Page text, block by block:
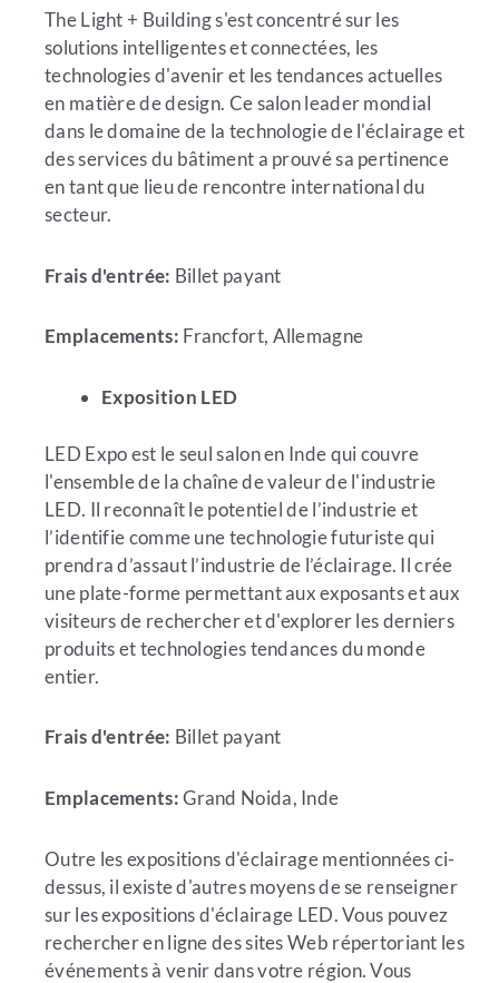
The Light + Building s'est concentré sur les
solutions intelligentes et connectées, les
technologies d'avenir et les tendances actuelles
en matière de design. Ce salon leader mondial
dans le domaine de la technologie de l'éclairage et
des services du bâtiment a prouvé sa pertinence
en tant que lieu de rencontre international du
secteur.
Frais d'entrée: Billet payant
Emplacements: Francfort, Allemagne
Exposition LED
LED Expo est le seul salon en Inde qui couvre
l'ensemble de la chaîne de valeur de l'industrie
LED. Il reconnaît le potentiel de l’industrie et
l’identifie comme une technologie futuriste qui
prendra d’assaut l’industrie de l’éclairage. Il crée
une plate-forme permettant aux exposants et aux
visiteurs de rechercher et d'explorer les derniers
produits et technologies tendances du monde
entier.
Frais d'entrée: Billet payant
Emplacements:Grand Noida, Inde
Outre les expositions d'éclairage mentionnées ci-
dessus, il existe d'autres moyens de se renseigner
sur les expositions d'éclairage LED. Vous pouvez
rechercher en ligne des sites Web répertoriant les
événements à venir dans votre région. Vous